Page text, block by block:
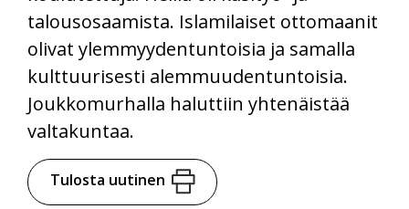
talousosaamista. Islamilaiset ottomaanit
olivat ylemmyydentuntoisia ja samalla
kulttuurisesti alemmuudentuntoisia.
Joukkomurhalla haluttiin yhtenäistää
valtakuntaa.
Tulosta uutinen